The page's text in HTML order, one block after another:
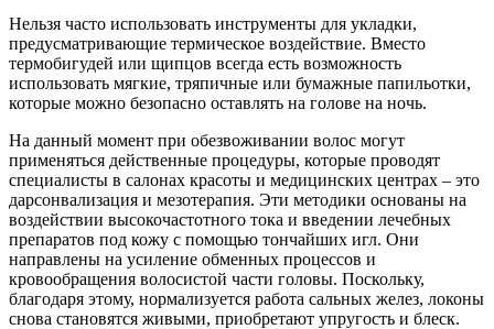
Нельзя часто использовать инструменты для укладки,
предусматривающие термическое воздействие. Вместо
термобигудей или щипцов всегда есть возможность
использовать мягкие, тряпичные или бумажные папильотки,
которые можно безопасно оставлять на голове на ночь.
На данный момент при обезвоживании волос могут
применяться действенные процедуры, которые проводят
специалисты в салонах красоты и медицинских центрах – это
дарсонвализация и мезотерапия. Эти методики основаны на
воздействии высокочастотного тока и введении лечебных
препаратов под кожу с помощью тончайших игл. Они
направлены на усиление обменных процессов и
кровообращения волосистой части головы. Поскольку,
благодаря этому, нормализуется работа сальных желез, локоны
снова становятся живыми, приобретают упругость и блеск.